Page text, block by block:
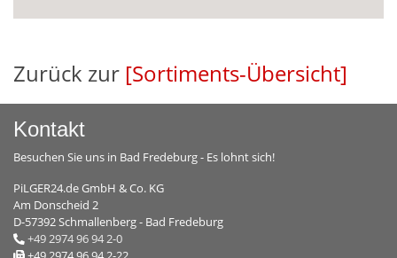
Zurück zur [Sortiments-Übersicht]
Kontakt
Besuchen Sie uns in Bad Fredeburg - Es lohnt sich!
PiLGER24.de GmbH & Co. KG
Am Donscheid 2
D-57392 Schmallenberg - Bad Fredeburg
+49 2974 96 94 2-0